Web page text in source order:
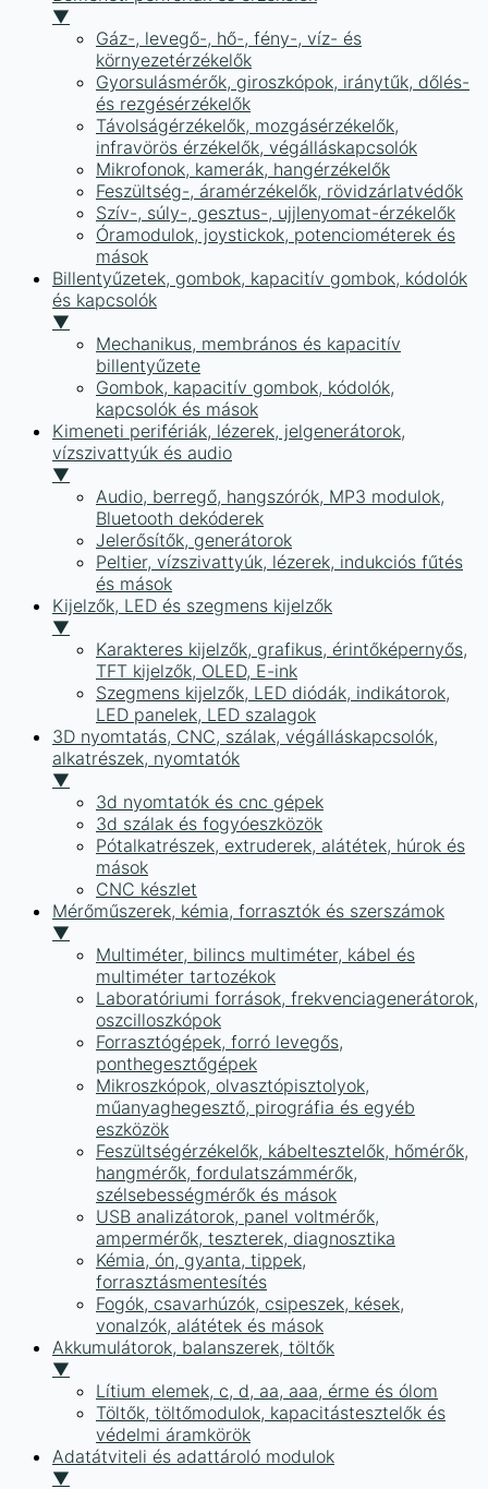
▼
Gáz-, levegő-, hő-, fény-, víz- és
környezetérzékelők
Gyorsulásmérők, giroszkópok, iránytűk, dőlés-
és rezgésérzékelők
Távolságérzékelők, mozgásérzékelők,
infravörös érzékelők, végálláskapcsolók
Mikrofonok, kamerák, hangérzékelők
Feszültség-, áramérzékelők, rövidzárlatvédők
Szív-, súly-, gesztus-, ujjlenyomat-érzékelők
Óramodulok, joystickok, potenciométerek és
mások
Billentyűzetek, gombok, kapacitív gombok, kódolók
és kapcsolók
▼
Mechanikus, membrános és kapacitív
billentyűzete
Gombok, kapacitív gombok, kódolók,
kapcsolók és mások
Kimeneti perifériák, lézerek, jelgenerátorok,
vízszivattyúk és audio
▼
Audio, berregő, hangszórók, MP3 modulok,
Bluetooth dekóderek
Jelerősítők, generátorok
Peltier, vízszivattyúk, lézerek, indukciós fűtés
és mások
Kijelzők, LED és szegmens kijelzők
▼
Karakteres kijelzők, grafikus, érintőképernyős,
TFT kijelzők, OLED, E-ink
Szegmens kijelzők, LED diódák, indikátorok,
LED panelek, LED szalagok
3D nyomtatás, CNC, szálak, végálláskapcsolók,
alkatrészek, nyomtatók
▼
3d nyomtatók és cnc gépek
3d szálak és fogyóeszközök
Pótalkatrészek, extruderek, alátétek, húrok és
mások
CNC készlet
Mérőműszerek, kémia, forrasztók és szerszámok
▼
Multiméter, bilincs multiméter, kábel és
multiméter tartozékok
Laboratóriumi források, frekvenciagenerátorok,
oszcilloszkópok
Forrasztógépek, forró levegős,
ponthegesztőgépek
Mikroszkópok, olvasztópisztolyok,
műanyaghegesztő, pirográfia és egyéb
eszközök
Feszültségérzékelők, kábeltesztelők, hőmérők,
hangmérők, fordulatszámmérők,
szélsebességmérők és mások
USB analizátorok, panel voltmérők,
ampermérők, teszterek, diagnosztika
Kémia, ón, gyanta, tippek,
forrasztásmentesítés
Fogók, csavarhúzók, csipeszek, kések,
vonalzók, alátétek és mások
Akkumulátorok, balanszerek, töltők
▼
Lítium elemek, c, d, aa, aaa, érme és ólom
Töltők, töltőmodulok, kapacitástesztelők és
védelmi áramkörök
Adatátviteli és adattároló modulok
▼